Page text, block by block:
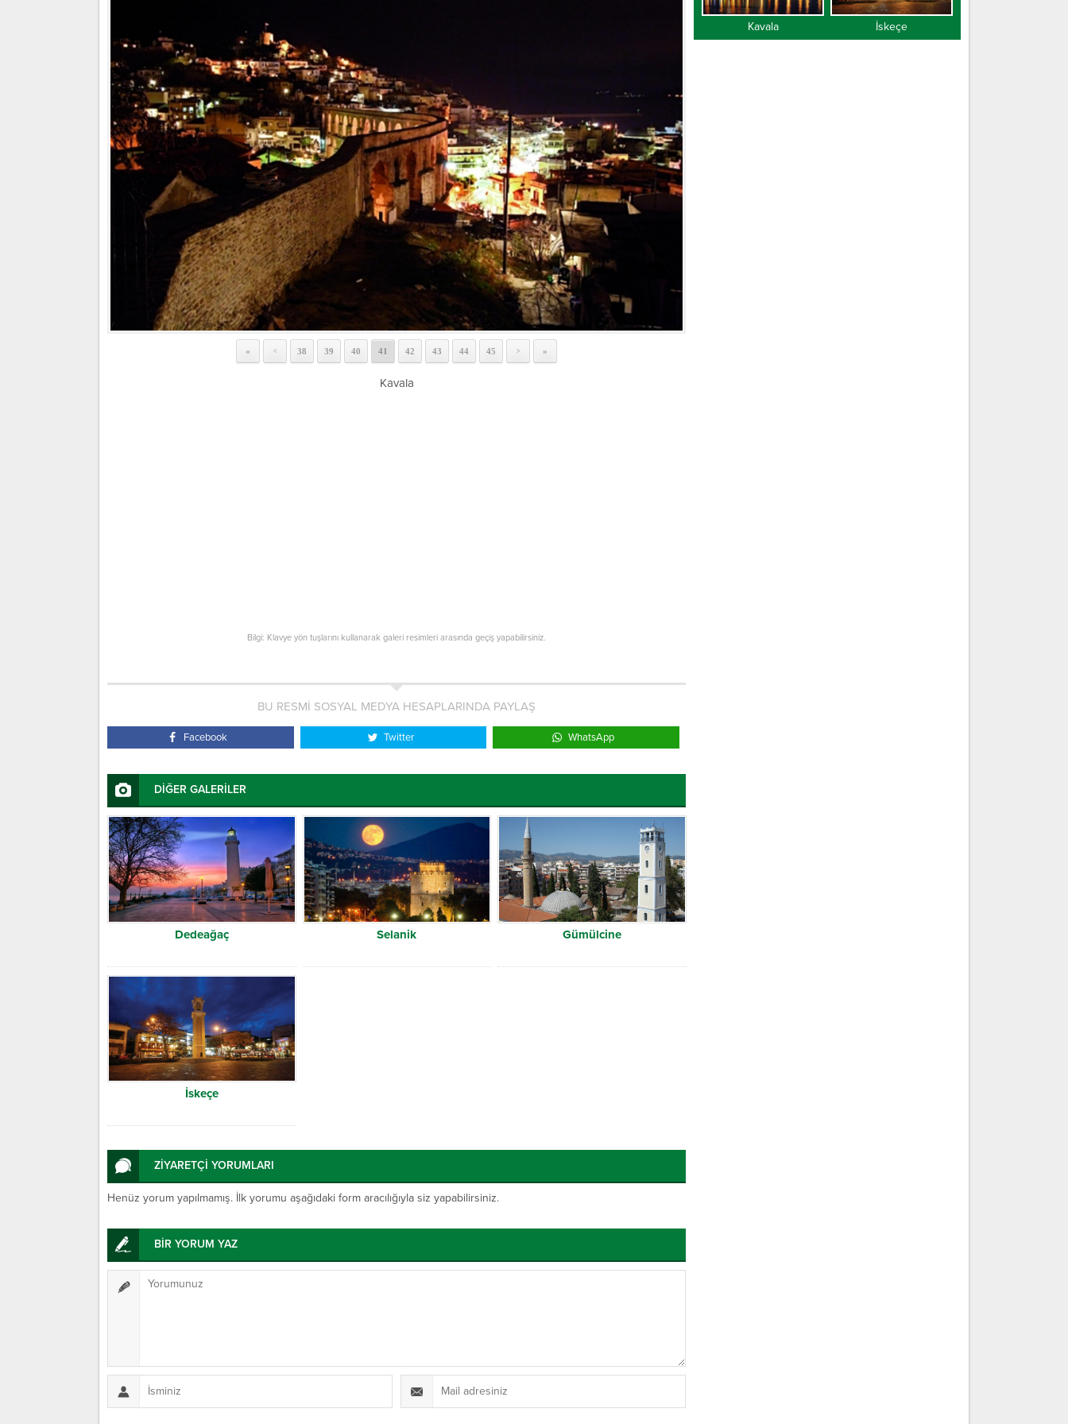
« < 38 39 40 41 42 43 44 45 > »
Kavala
Bilgi: Klavye yön tuşlarını kullanarak galeri resimleri arasında geçiş yapabilirsiniz.
BU RESMİ SOSYAL MEDYA HESAPLARINDA PAYLAŞ
Facebook Twitter WhatsApp
DİĞER GALERİLER
Dedeağaç Selanik Gümülcine
İskeçe
ZİYARETÇİ YORUMLARI
Henüz yorum yapılmamış. İlk yorumu aşağıdaki form aracılığıyla siz yapabilirsiniz.
BİR YORUM YAZ
Kavala İskeçe